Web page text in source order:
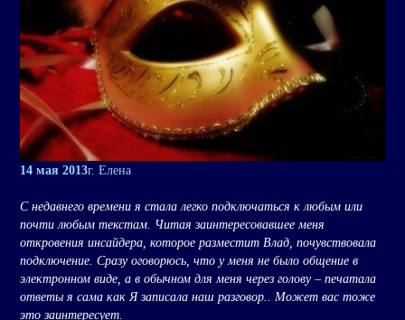
14 мая 2013г. Елена
С недавнего времени я стала легко подключаться к любым или
почти любым текстам. Читая заинтересовавшее меня
откровения инсайдера, которое разместит Влад, почувствовала
подключение. Сразу оговорюсь, что у меня не было общение в
электронном виде, а в обычном для меня через голову – печатала
ответы я сама как Я записала наш разговор.. Может вас тоже
это заинтересует.